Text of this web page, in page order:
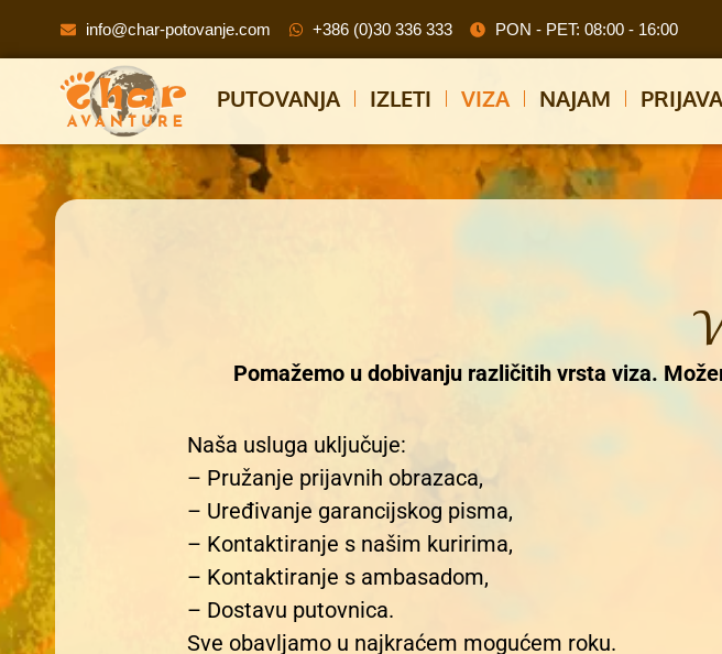
info@char-potovanje.com +386 (0)30 336 333 PON - PET: 08:00 - 16:00
PUTOVANJA IZLETI VIZA NAJAM PRIJAVA
Pomažemo u dobivanju različitih vrsta viza.
Naša usluga uključuje:
– Pružanje prijavnih obrazaca,
– Uređivanje garancijskog pisma,
– Kontaktiranje s našim kuririma,
– Kontaktiranje s ambasadom,
– Dostavu putovnica.
Sve obavljamo u najkraćem mogućem roku.